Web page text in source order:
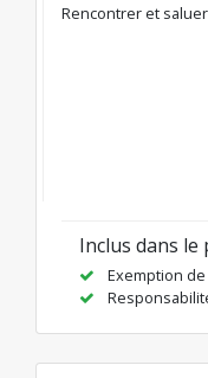
Rencontrer et saluer
Inclus dans le
Exemption